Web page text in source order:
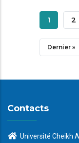
Page
1 2
Dernière
Dernier »
Contacts
Université Cheikh